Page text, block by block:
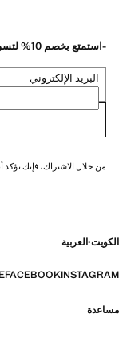
-استمتع بخصم 10% لتسوقك القادم عند اشتراكك في نشرتنا الاخبارية
البريد الإلكتروني
من خلال الاشتراك، فإنك تؤكد
الكويت·العربية
INSTAGRAM
FACEBOOK
مساعدة